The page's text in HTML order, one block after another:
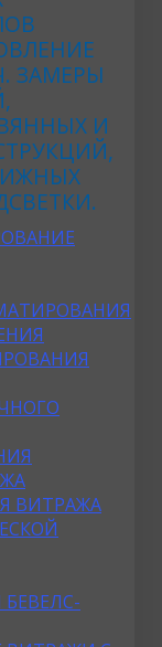
ЗАМЕРЫ
И
ВИТРАЖА